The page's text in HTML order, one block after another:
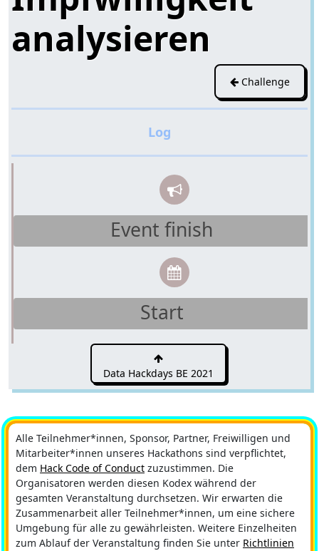
analysieren
Challenge
Event finish
Start
Data Hackdays BE 2021
Alle Teilnehmer*innen, Sponsor, Partner, Freiwilligen und
Mitarbeiter*innen unseres Hackathons sind verpflichtet,
dem Hack Code of Conduct zuzustimmen. Die
Organisatoren werden diesen Kodex während der
gesamten Veranstaltung durchsetzen. Wir erwarten die
Zusammenarbeit aller Teilnehmer*innen, um eine sichere
Umgebung für alle zu gewährleisten. Weitere Einzelheiten
zum Ablauf der Veranstaltung finden Sie unter Richtlinien